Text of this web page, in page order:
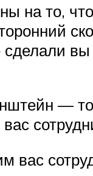
на то,
сделали
—
вас